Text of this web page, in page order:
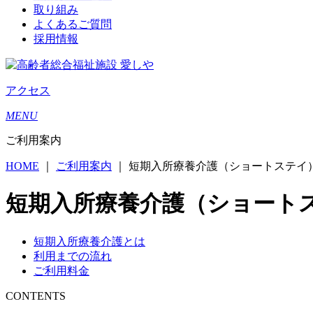
取り組み
よくあるご質問
採用情報
アクセス
MENU
ご利用案内
HOME ご利用案内 短期入所療養介護（ショートステイ）
短期入所療養介護（ショート
短期入所療養介護とは
利用までの流れ
ご利用料金
CONTENTS